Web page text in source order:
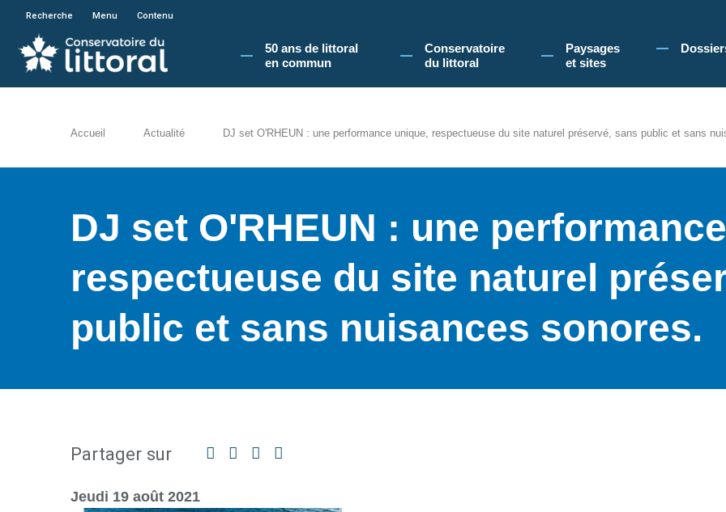
En poursuivant votre navigation sur le site du Conservatoire du littoral, vous acceptez l'utilisation de cookies pour vous
Recherche Menu Contenu
50 ans de littoral
en commun​
Conservatoire
du littoral
Paysages
et sites
Accueil Actualité DJ set O'RHEUN : une performance unique, respectueuse du site naturel préservé, sans public et sans
DJ set O'RHEUN : une
respectueuse du site naturel
public et sans nuisances sonores.
Partager sur Facebook
TwitterLinkedin
Jeudi 19 août 2021